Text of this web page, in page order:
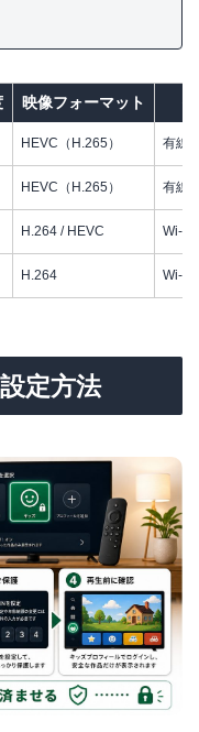
映像フォーマット
HEVC（H.265） 有線
HEVC（H.265） 有線
H.264 / HEVC Wi-Fi
H.264 Wi-Fi
定方法